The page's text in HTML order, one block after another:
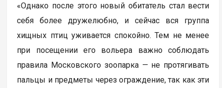
«Однако после этого новый обитатель стал вести
себя более дружелюбно, и сейчас вся группа
хищных птиц уживается спокойно. Тем не менее
при посещении его вольера важно соблюдать
правила Московского зоопарка — не протягивать
пальцы и предметы через ограждение, так как эти